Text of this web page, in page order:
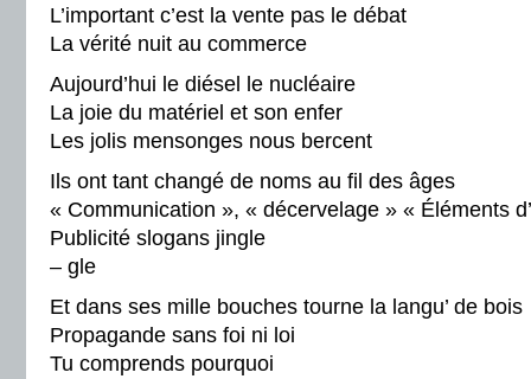
L’important c’est la vente pas le débat
La vérité nuit au commerce
Aujourd’hui le diésel le nucléaire
La joie du matériel et son enfer
Les jolis mensonges nous bercent
Ils ont tant changé de noms au fil des âges
« Communication », « décervelage » « Éléments
Publicité slogans jingle
– gle
Et dans ses mille bouches tourne la langu’ de bois
Propagande sans foi ni loi
Tu comprends pourquoi